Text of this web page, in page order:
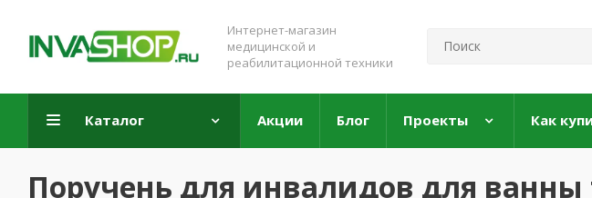
Интернет-магазин
медицинской и
реабилитационной техники
Каталог Акции Блог Проекты Как
Поручень для инвалидов для